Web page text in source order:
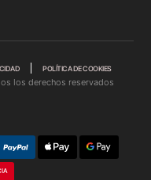
POLÍTICA DE COOKIES
los derechos reservados